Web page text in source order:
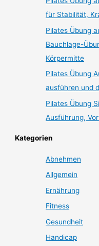
für Stabilität,
Pilates Übung
Bauchlage-
Körpermitte
Pilates Übung
ausführen und
Pilates Übung
Ausführung,
Kategorien
Abnehmen
Allgemein
Ernährung
Fitness
Gesundheit
Handicap